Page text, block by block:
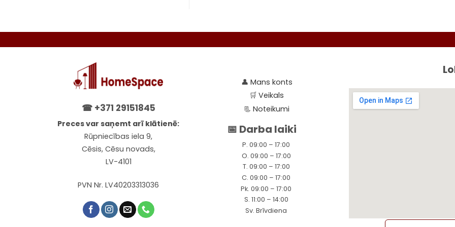
the
the
☎ +371 29151845
Preces var saņemt arī klātienē:
Rūpniecības iela 9,
Cēsis, Cēsu novads,
LV-4101
PVN Nr. LV40203313036
👤 Mans konts
🛒Veikals
📃Noteikumi
📅 Darba laiki
P. 09:00 – 17:00
O. 09:00 – 17:00
T. 09:00 – 17:00
C. 09:00 – 17:00
Pk. 09:00 – 17:00
S. 11:00 – 14:00
Sv. Brīvdiena